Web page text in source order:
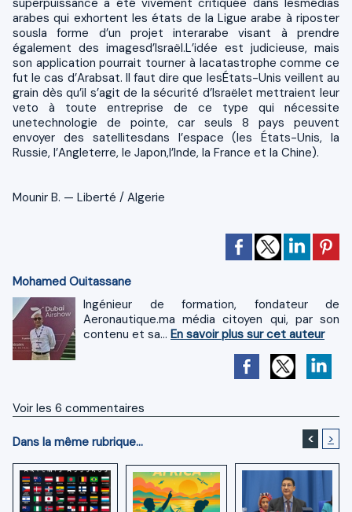
arabes qui exhortent les états de la Ligue arabe à riposter
sousla forme d’un projet interarabe visant à prendre
également des imagesd’Israël.L’idée est judicieuse, mais
son application pourrait tourner à lacatastrophe comme ce
fut le cas d’Arabsat. Il faut dire que lesÉtats-Unis veillent au
grain dès qu’il s’agit de la sécurité d’Israëlet mettraient leur
veto à toute entreprise de ce type qui nécessite
unetechnologie de pointe, car seuls 8 pays peuvent
envoyer des satellitesdans l’espace (les États-Unis, la
Russie, l’Angleterre, le Japon,l’Inde, la France et la Chine).
Mounir B. — Liberté / Algerie
Mohamed Ouitassane
Ingénieur de formation, fondateur de
Aeronautique.ma média citoyen qui, par son
contenu et sa... En savoir plus sur cet auteur
Voir les 6 commentaires
Dans la même rubrique... < >